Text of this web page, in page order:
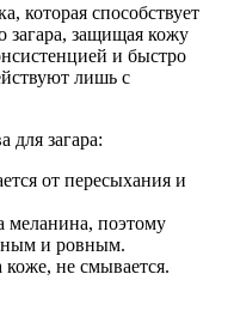
которая способствует
загара, защищая кожу
и быстро
лишь с
для загара:
от пересыхания и
меланина, поэтому
и ровным.
коже, не смывается.